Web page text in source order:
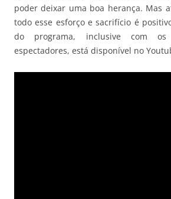
poder deixar uma boa herança. Mas
todo esse esforço e sacrifício é
do programa, inclusive com os
espectadores, está disponível no